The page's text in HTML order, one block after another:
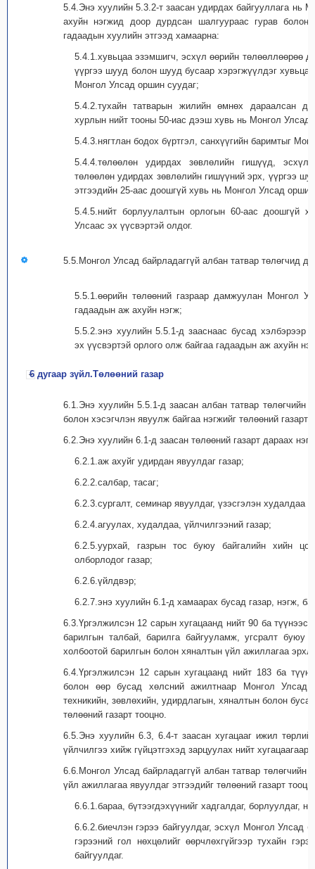
5.4.Энэ хуулийн 5.3.2-т заасан удирдах байгууллага нь
ахуйн нэгжид доор дурдсан шалгуураас гурав болон
гадаадын хуулийн этгээд хамаарна:
5.4.1.хувьцаа эзэмшигч, эсхүл өөрийн төлөөллөөрөө
үүргээ шууд болон шууд бусаар хэрэгжүүлдэг
Монгол Улсад оршин суудаг;
5.4.2.тухайн татварын жилийн өмнөх дараалсан
хурлын нийт тооны 50-иас дээш хувь нь Монгол Улсад
5.4.3.нягтлан бодох бүртгэл, санхүүгийн баримтыг
5.4.4.төлөөлөн удирдах зөвлөлийн гишүүд,
төлөөлөн удирдах зөвлөлийн гишүүний эрх, үүргээ
этгээдийн 25-аас доошгүй хувь нь Монгол Улсад
5.4.5.нийт борлуулалтын орлогын 60-аас доошгүй
Улсаас эх үүсвэртэй олдог.
5.5.Монгол Улсад байрладаггүй албан татвар төлөгчид
5.5.1.өөрийн төлөөний газраар дамжуулан Монгол
гадаадын аж ахуйн нэгж;
5.5.2.энэ хуулийн 5.5.1-д зааснаас бусад
эх үүсвэртэй орлого олж байгаа гадаадын аж ахуйн
6 дугаар зүйл.Төлөөний газар
6.1.Энэ хуулийн 5.5.1-д заасан албан татвар төлөгчийн
болон хэсэгчлэн явуулж байгаа нэгжийг төлөөний газарт
6.2.Энэ хуулийн 6.1-д заасан төлөөний газарт дараах
6.2.1.аж ахуйг удирдан явуулдаг газар;
6.2.2.салбар, тасаг;
6.2.3.сургалт, семинар явуулдаг, үзэсгэлэн худалдаа
6.2.4.агуулах, худалдаа, үйлчилгээний газар;
6.2.5.уурхай, газрын тос буюу байгалийн хийн
олборлодог газар;
6.2.6.үйлдвэр;
6.2.7.энэ хуулийн 6.1-д хамаарах бусад газар, нэгж,
6.3.Үргэлжилсэн 12 сарын хугацаанд нийт 90 ба түүнээс
барилгын талбай, барилга байгууламж, угсралт буюу
холбоотой барилгын болон хяналтын үйл ажиллагаа
6.4.Үргэлжилсэн 12 сарын хугацаанд нийт 183 ба
болон өөр бусад хөлсний ажилтнаар Монгол Улсад
техникийн, зөвлөхийн, удирдлагын, хяналтын болон
төлөөний газарт тооцно.
6.5.Энэ хуулийн 6.3, 6.4-т заасан хугацааг ижил
үйлчилгээ хийж гүйцэтгэхэд зарцуулах нийт хугацаагаар
6.6.Монгол Улсад байрладаггүй албан татвар
үйл ажиллагаа явуулдаг этгээдийг төлөөний газарт
6.6.1.бараа, бүтээгдэхүүнийг хадгалдаг, борлуулдаг,
6.6.2.биечлэн гэрээ байгуулдаг, эсхүл Монгол Улсад
гэрээний гол нөхцөлийг өөрчлөхгүйгээр тухайн
байгуулдаг.